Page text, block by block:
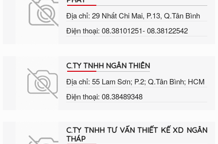
Địa chỉ: 29 Nhất Chi Mai, P.13, Q.Tân Bình
Điện thoại: 08.38101251- 08.38122542
C.TY TNHH NGÂN THIÊN
Địa chỉ: 55 Lam Sơn; P.2; Q.Tân Bình; HCM
Điện thoại: 08.38489348
C.TY TNHH TƯ VẤN THIẾT KẾ XD NGÂN
THÁP